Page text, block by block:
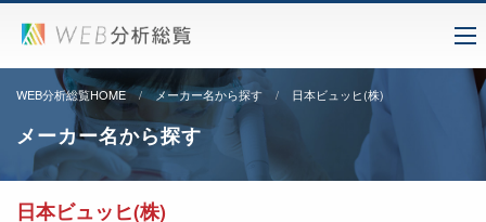
WEB分析総覧HOME メーカー名から探す 日本ビュッヒ(株)
メーカー名から探す
日本ビュッヒ(株)